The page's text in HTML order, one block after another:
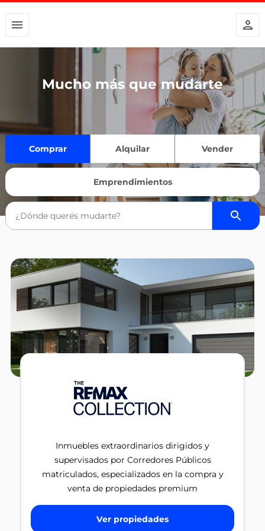
Mucho más que mudarte
Comprar Alquilar Vender
Emprendimientos
Inmuebles extraordinarios dirigidos y
supervisados por Corredores Públicos
matriculados, especializados en la compra y
venta de propiedades premium
Ver propiedades